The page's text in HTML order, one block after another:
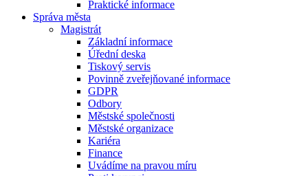
Praktické informace
Správa města
Magistrát
Základní informace
Úřední deska
Tiskový servis
Povinně zveřejňované informace
GDPR
Odbory
Městské společnosti
Městské organizace
Kariéra
Finance
Uvádíme na pravou míru